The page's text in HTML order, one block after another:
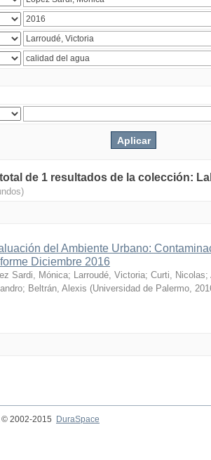
de 1 resultados de la colección:
del Ambiente Urbano:
Diciembre 2016
Sardi, Mónica; Larroudé, Victoria; Curti, Nicolas;
; Beltrán, Alexis (Universidad de Palermo,
2002-2015
DuraSpace